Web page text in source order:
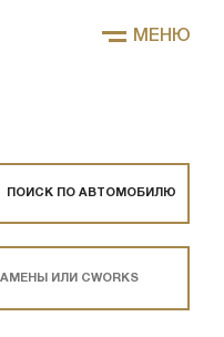
МЕНЮ
ПОИСК ПО АВТОМОБИЛЮ